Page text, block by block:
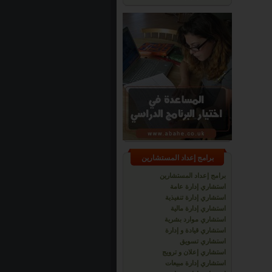
برامج إعداد المستشارين
برامج إعداد المستشارين
استشاري إدارة عامة
استشاري إدارة تنفيذية
استشاري إدارة مالية
استشاري موارد بشرية
استشاري قيادة و إدارة
استشاري تسويق
استشاري إعلان و ترويج
استشاري إدارة مبيعات